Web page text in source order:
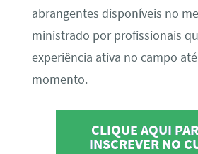
abrangentes disponíveis no
ministrado por profissionais
experiência ativa no campo
momento.
CLIQUE AQUI
INSCREVER NO